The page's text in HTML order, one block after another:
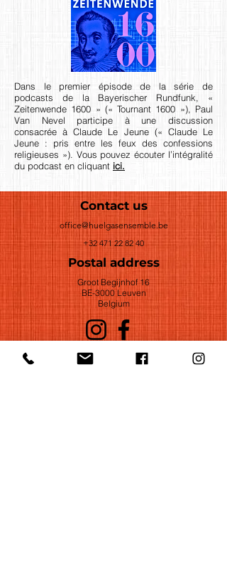
Dans le premier épisode de la série de
podcasts de la Bayerischer Rundfunk, «
Zeitenwende 1600 » (« Tournant 1600 »), Paul
Van Nevel participe à une discussion
consacrée à Claude Le Jeune (« Claude Le
Jeune : pris entre les feux des confessions
religieuses »). Vous pouvez écouter l’intégralité
du podcast en cliquant ici.
Contact us
office@huelgasensemble.be
+32 471 22 82 40
Postal address
Groot Begijnhof 16
BE-3000 Leuven
Belgium
©2022 by Huelgas Ensemble